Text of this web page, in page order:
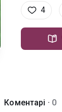
4
Коментарі · 0